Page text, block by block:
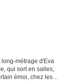
métrage d'Eva
qui sort en salles,
émoi, chez les